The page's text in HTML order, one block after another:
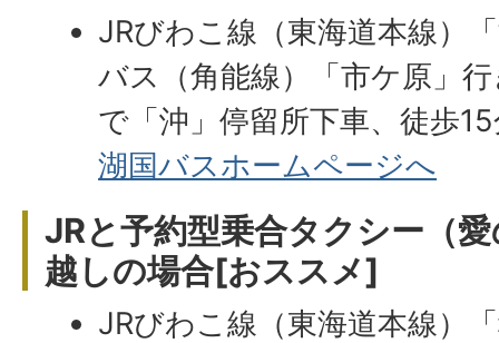
JRびわこ線（東海道本線）
バス（角能線）「市ケ原」
で「沖」停留所下車、徒歩
湖国バスホームページへ
JRと予約型乗合タクシー（
越しの場合[おススメ]
JRびわこ線（東海道本線）